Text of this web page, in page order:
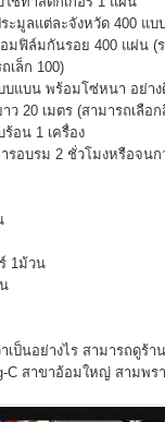
ลแต่ละจังหวัด 400 แบ
ฟิล์มกันรอย 400 แผ่น (ร
เล็ก 100)
บน พร้อมโซ่หนา อย่าง
20 เมตร (สามารถเลือก
น 1 เครื่อง
บรม 2 ชั่วโมงหรือจนก
1ม้วน
เป็นอย่างไร สามารถดูร้
C สาขาอ้อมใหญ่ สามพ